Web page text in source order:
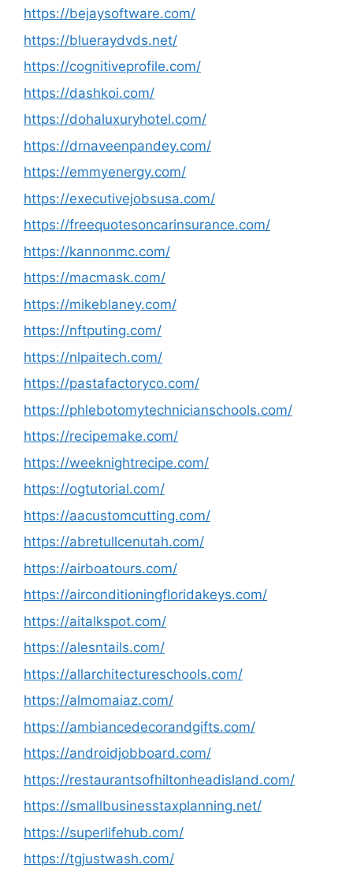
https://bejaysoftware.com/
https://blueraydvds.net/
https://cognitiveprofile.com/
https://dashkoi.com/
https://dohaluxuryhotel.com/
https://drnaveenpandey.com/
https://emmyenergy.com/
https://executivejobsusa.com/
https://freequotesoncarinsurance.com/
https://kannonmc.com/
https://macmask.com/
https://mikeblaney.com/
https://nftputing.com/
https://nlpaitech.com/
https://pastafactoryco.com/
https://phlebotomytechnicianschools.com/
https://recipemake.com/
https://weeknightrecipe.com/
https://ogtutorial.com/
https://aacustomcutting.com/
https://abretullcenutah.com/
https://airboatours.com/
https://airconditioningfloridakeys.com/
https://aitalkspot.com/
https://alesntails.com/
https://allarchitectureschools.com/
https://almomaiaz.com/
https://ambiancedecorandgifts.com/
https://androidjobboard.com/
https://restaurantsofhiltonheadisland.com/
https://smallbusinesstaxplanning.net/
https://superlifehub.com/
https://tgjustwash.com/